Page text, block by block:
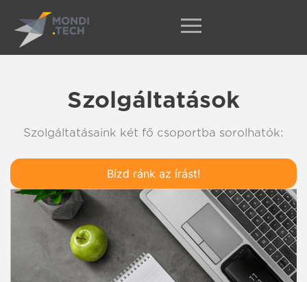
Szolgáltatások
Szolgáltatásaink két fő csoportba sorolhatók:
Bízd ránk az írást!